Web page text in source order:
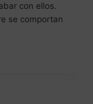
con ellos.
se comportan